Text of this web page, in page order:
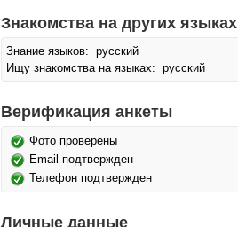
Знакомства на других языках
Знание языков: русский
Ищу знакомства на языках: русский
Верификация анкеты
Фото проверены
Email подтвержден
Телефон подтвержден
Личные данные